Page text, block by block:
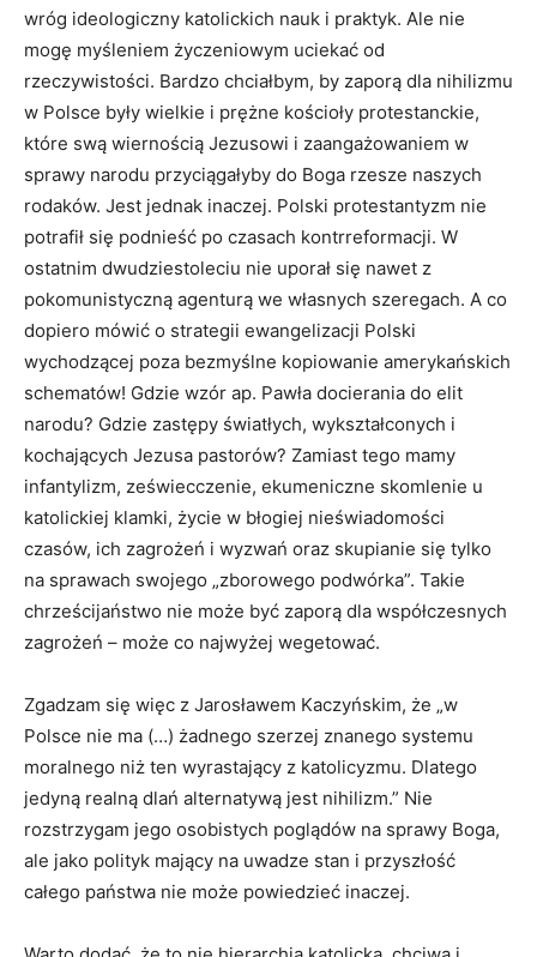
wróg ideologiczny katolickich nauk i praktyk. Ale nie
mogę myśleniem życzeniowym uciekać od
rzeczywistości. Bardzo chciałbym, by zaporą dla nihilizmu
w Polsce były wielkie i prężne kościoły protestanckie,
które swą wiernością Jezusowi i zaangażowaniem w
sprawy narodu przyciągałyby do Boga rzesze naszych
rodaków. Jest jednak inaczej. Polski protestantyzm nie
potrafił się podnieść po czasach kontrreformacji. W
ostatnim dwudziestoleciu nie uporał się nawet z
pokomunistyczną agenturą we własnych szeregach. A co
dopiero mówić o strategii ewangelizacji Polski
wychodzącej poza bezmyślne kopiowanie amerykańskich
schematów! Gdzie wzór ap. Pawła docierania do elit
narodu? Gdzie zastępy światłych, wykształconych i
kochających Jezusa pastorów? Zamiast tego mamy
infantylizm, zeświecczenie, ekumeniczne skomlenie u
katolickiej klamki, życie w błogiej nieświadomości
czasów, ich zagrożeń i wyzwań oraz skupianie się tylko
na sprawach swojego „zborowego podwórka”. Takie
chrześcijaństwo nie może być zaporą dla współczesnych
zagrożeń – może co najwyżej wegetować.
Zgadzam się więc z Jarosławem Kaczyńskim, że „w
Polsce nie ma (…) żadnego szerzej znanego systemu
moralnego niż ten wyrastający z katolicyzmu. Dlatego
jedyną realną dlań alternatywą jest nihilizm.” Nie
rozstrzygam jego osobistych poglądów na sprawy Boga,
ale jako polityk mający na uwadze stan i przyszłość
całego państwa nie może powiedzieć inaczej.